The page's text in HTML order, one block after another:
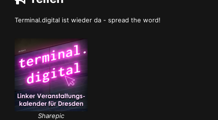
Terminal.digital ist wieder da - spread the word!
Sharepic